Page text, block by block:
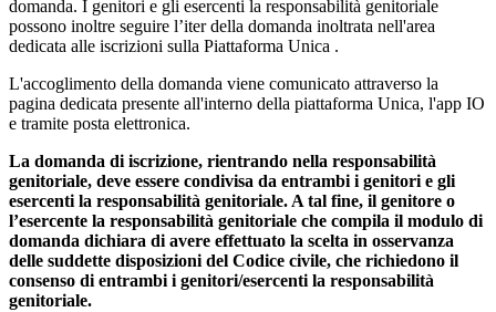
domanda. I genitori e gli esercenti la responsabilità genitoriale
possono inoltre seguire l’iter della domanda inoltrata nell'area
dedicata alle iscrizioni sulla Piattaforma Unica .
L'accoglimento della domanda viene comunicato attraverso la
pagina dedicata presente all'interno della piattaforma Unica, l'app IO
e tramite posta elettronica.
La domanda di iscrizione, rientrando nella responsabilità
genitoriale, deve essere condivisa da entrambi i genitori e gli
esercenti la responsabilità genitoriale. A tal fine, il genitore o
l’esercente la responsabilità genitoriale che compila il modulo di
domanda dichiara di avere effettuato la scelta in osservanza
delle suddette disposizioni del Codice civile, che richiedono il
consenso di entrambi i genitori/esercenti la responsabilità
genitoriale.